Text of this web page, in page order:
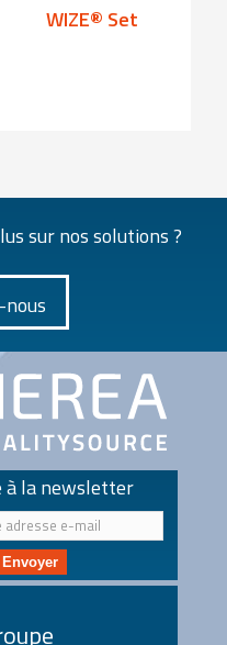
WIZE® Set
sur nos solutions ?
à la newsletter
Envoyer